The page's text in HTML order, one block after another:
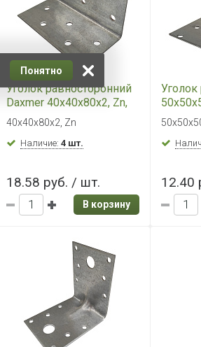
Уголок равносторонний
Daxmer 40х40х80х2, Zn,
KUR-40х80
40х40х80х2, Zn
Наличие:4 шт.
18.58 руб. / шт.
В корзину
Уголок
50х50
12.40
Понятно